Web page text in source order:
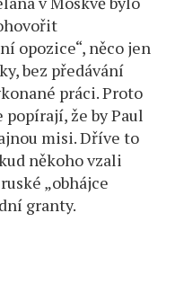
opozice“, něco jen
bez předávání
práci. Proto
že by Paul
misi. Dříve to
někoho vzali
„obhájce
granty.